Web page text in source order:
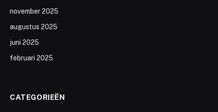
november 2025
augustus 2025
juni 2025
februari 2025
CATEGORIEËN